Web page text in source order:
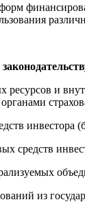
ресурсов и
инвестора
средств
из